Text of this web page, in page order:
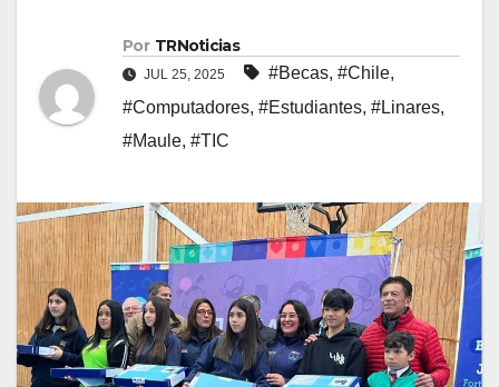
Por TRNoticias
JUL 25, 2025 #Becas, #Chile,
#Computadores, #Estudiantes, #Linares,
#Maule, #TIC